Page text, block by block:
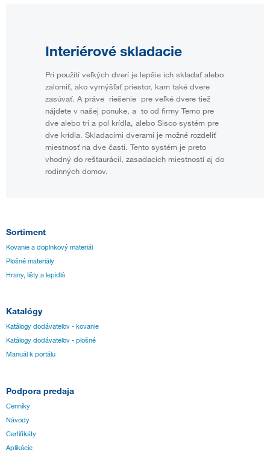
Interiérové skladacie
Pri použití veľkých dverí je lepšie ich skladať alebo
zalomiť, ako vymýšľať priestor, kam také dvere
zasúvať. A práve riešenie pre veľké dvere tiež
nájdete v našej ponuke, a to od firmy Terno pre
dve alebo tri a pol krídla, alebo Sisco systém pre
dve krídla. Skladacími dverami je možné rozdeliť
miestnosť na dve časti. Tento systém je preto
vhodný do reštaurácií, zasadacích miestností aj do
rodinných domov.
Sortiment
Kovanie a doplnkový materiál
Plošné materiály
Hrany, lišty a lepidlá
Katalógy
Katálogy dodávateľov - kovanie
Katálogy dodávateľov - plošné
Manuál k portálu
Podpora predaja
Cenníky
Návody
Certifikáty
Aplikácie